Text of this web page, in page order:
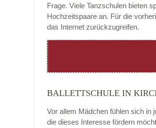
Frage. Viele Tanzschulen bieten
Hochzeitspaare an. Für die
das Internet zurückzugreifen.
BALLETTSCHULE IN
Vor allem Mädchen fühlen sich in
die dieses Interesse fördern